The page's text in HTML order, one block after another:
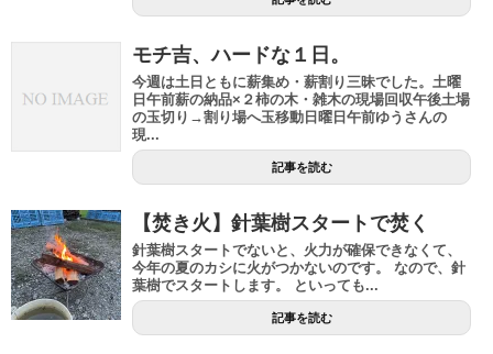
モチ吉、ハードな１日。
今週は土日ともに薪集め・薪割り三昧でした。土曜
日午前薪の納品×２柿の木・雑木の現場回収午後土場
の玉切り→割り場へ玉移動日曜日午前ゆうさんの
現...
記事を読む
【焚き火】針葉樹スタートで焚く
針葉樹スタートでないと、火力が確保できなくて、
今年の夏のカシに火がつかないのです。 なので、針
葉樹でスタートします。 といっても...
記事を読む